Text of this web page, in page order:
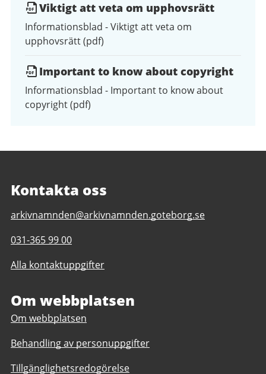
Viktigt att veta om upphovsrätt
Informationsblad - Viktigt att veta om
upphovsrätt (pdf)
Important to know about copyright
Informationsblad - Important to know about
copyright (pdf)
Kontakta oss
E-
till
Regionarkivet
arkivnamnden@arkivnamnden.goteborg.se
Telefonnummer
Regionarkivet
031-365 99 00
Alla kontaktuppgifter
Om webbplatsen
Om webbplatsen
Behandling av personuppgifter
Tillgänglighetsredogörelse